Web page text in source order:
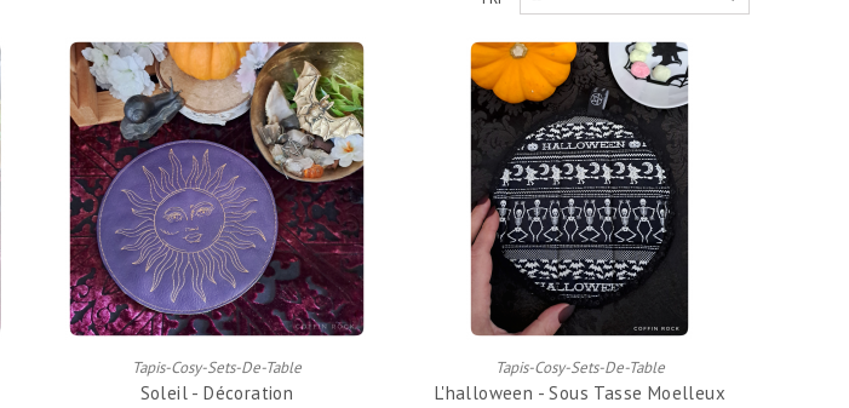
Tapis-Cosy-Sets-De-Table
Soleil - Décoration
AJOUTER AU PANIER
Tapis-Cosy-Sets-De-Table
L'halloween - Sous Tasse Moelleux
AJOUTER AU PANIER